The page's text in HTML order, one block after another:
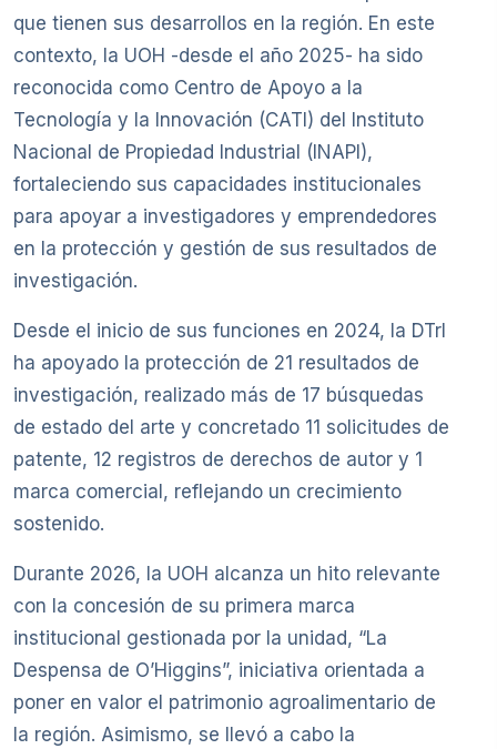
que tienen sus desarrollos en la región. En este
contexto, la UOH -desde el año 2025- ha sido
reconocida como Centro de Apoyo a la
Tecnología y la Innovación (CATI) del Instituto
Nacional de Propiedad Industrial (INAPI),
fortaleciendo sus capacidades institucionales
para apoyar a investigadores y emprendedores
en la protección y gestión de sus resultados de
investigación.
Desde el inicio de sus funciones en 2024, la DTrI
ha apoyado la protección de 21 resultados de
investigación, realizado más de 17 búsquedas
de estado del arte y concretado 11 solicitudes de
patente, 12 registros de derechos de autor y 1
marca comercial, reflejando un crecimiento
sostenido.
Durante 2026, la UOH alcanza un hito relevante
con la concesión de su primera marca
institucional gestionada por la unidad, “La
Despensa de O’Higgins”, iniciativa orientada a
poner en valor el patrimonio agroalimentario de
la región. Asimismo, se llevó a cabo la